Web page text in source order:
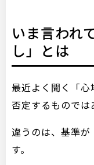
いま言われ
し」とは
最近よく聞く「心
否定するものでは
違うのは、基準が
す。